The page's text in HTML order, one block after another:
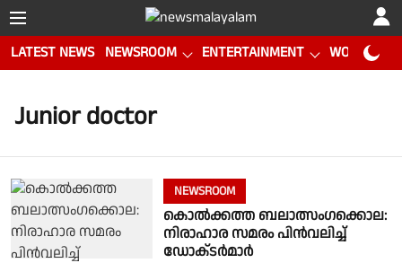
LATEST NEWS NEWSROOM ENTERTAINMENT WORLD CUP
Junior doctor
NEWSROOM
കൊൽക്കത്ത ബലാത്സംഗക്കൊല:
നിരാഹാര സമരം പിൻവലിച്ച്
ഡോക്‌ടർമാർ